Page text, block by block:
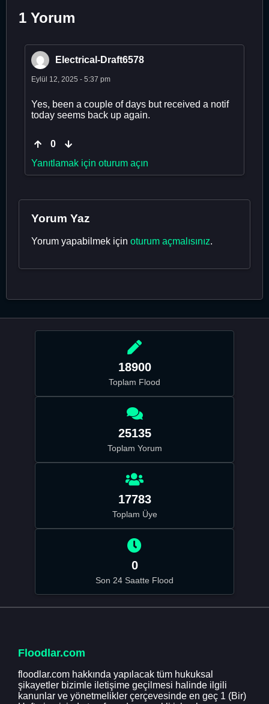
1 Yorum
Electrical-Draft6578
Eylül 12, 2025 - 5:37 pm
Yes, been a couple of days but received a notif
today seems back up again.
0
Yanıtlamak için oturum açın
Yorum Yaz
Yorum yapabilmek için oturum açmalısınız.
18900
Toplam Flood
25135
Toplam Yorum
17783
Toplam Üye
0
Son 24 Saatte Flood
Floodlar.com
floodlar.com hakkında yapılacak tüm hukuksal
şikayetler bizimle iletişime geçilmesi halinde ilgili
kanunlar ve yönetmelikler çerçevesinde en geç 1 (Bir)